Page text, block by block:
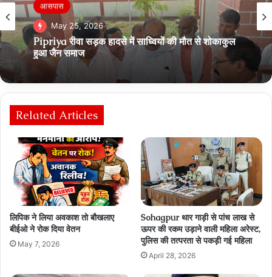
आसपास
May 25, 2026
Pipriya रीवा सड़क हादसे में साध्वियों की मौत से शोकाकुल
हुआ जैन समाज
Related Articles
लिपिक ने लिया अवकाश तो बौखलाए
बीईओ ने रोक दिया वेतन
May 7, 2026
Sohagpur थार गाड़ी से पांच लाख से
ऊपर की रकम उड़ाने वाली महिला अरेस्ट,
पुलिस की तत्परता से पकड़ी गई महिला
April 28, 2026